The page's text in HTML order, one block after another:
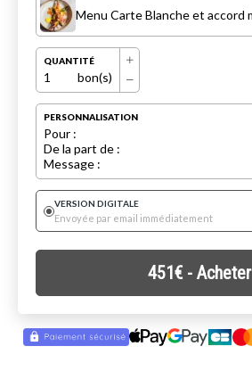
QUANTITÉ
1 bon(s)
PERSONNALISATION
Pour :
De la part de :
Message :
VERSION DIGITALE
Envoyée par email immédiatement
451€ - Acheter